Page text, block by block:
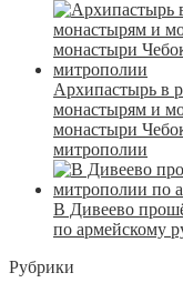
Архипастырь в
монастырям и
монастыри
митрополии
В Дивеево
по армейскому
Рубрики